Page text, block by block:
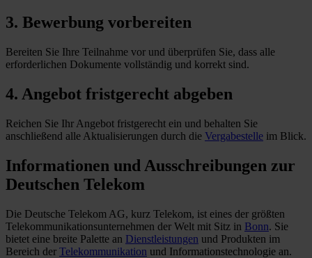
3. Bewerbung vorbereiten
Bereiten Sie Ihre Teilnahme vor und überprüfen Sie, dass alle
erforderlichen Dokumente vollständig und korrekt sind.
4. Angebot fristgerecht abgeben
Reichen Sie Ihr Angebot fristgerecht ein und behalten Sie
anschließend alle Aktualisierungen durch die Vergabestelle im Blick.
Informationen und Ausschreibungen zur
Deutschen Telekom
Die Deutsche Telekom AG, kurz Telekom, ist eines der größten
Telekommunikationsunternehmen der Welt mit Sitz in Bonn. Sie
bietet eine breite Palette an Dienstleistungen und Produkten im
Bereich der Telekommunikation und Informationstechnologie an.